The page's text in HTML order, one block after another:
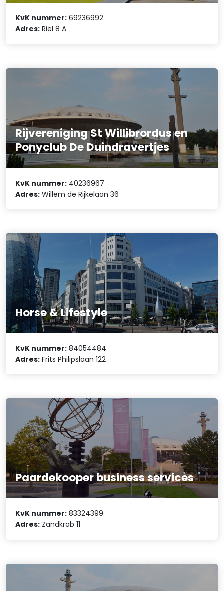
KvK nummer: 69236992
Adres: Riel 8 A
Rijvereniging St Willibrordus en
Ponyclub De Duindravertjes
KvK nummer: 40236967
Adres: Willem de Rijkelaan 36
Horse & Lifestyle
KvK nummer: 84054484
Adres: Frits Philipslaan 122
Paardekooper business services
KvK nummer: 83324399
Adres: Zandkrab 11